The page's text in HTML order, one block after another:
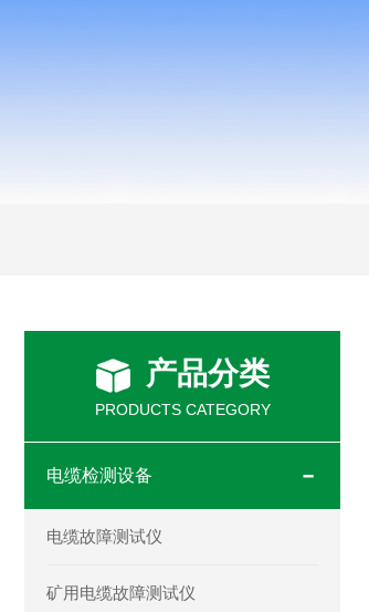
产品分类
PRODUCTS CATEGORY
电缆检测设备
电缆故障测试仪
矿用电缆故障测试仪